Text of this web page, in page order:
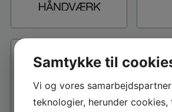
Samtykke til
Vi og vores
teknologier, herunder cookies,